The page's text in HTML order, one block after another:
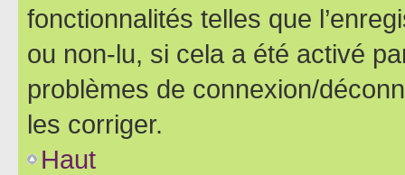
fonctionnalités telles que
ou non-lu, si cela a été activé
problèmes de connexion/
les corriger.
Haut